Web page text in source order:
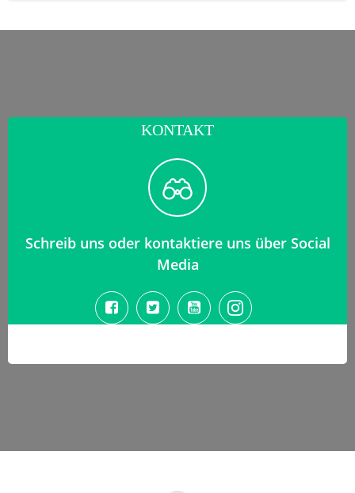
KONTAKT
Schreib uns oder kontaktiere uns über Social
Media